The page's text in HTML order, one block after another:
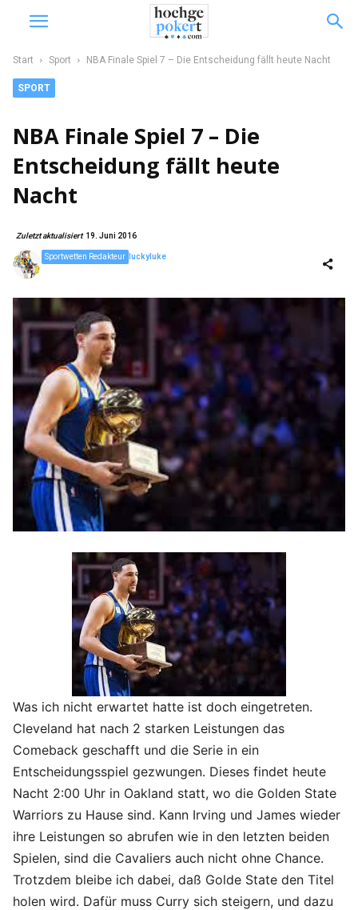
Start Sport NBA Finale Spiel 7 – Die Entscheidung fällt heute Nacht
SPORT
NBA Finale Spiel 7 – Die
Entscheidung fällt heute
Nacht
Zuletzt aktualisiert 19. Juni 2016
luckyluke
Sportwetten Redakteur
Was ich nicht erwartet hatte ist doch eingetreten.
Cleveland hat nach 2 starken Leistungen das
Comeback geschafft und die Serie in ein
Entscheidungsspiel gezwungen. Dieses findet heute
Nacht 2:00 Uhr in Oakland statt, wo die Golden State
Warriors zu Hause sind. Kann Irving und James wieder
ihre Leistungen so abrufen wie in den letzten beiden
Spielen, sind die Cavaliers auch nicht ohne Chance.
Trotzdem bleibe ich dabei, daß Golde State den Titel
holen wird. Dafür muss Curry sich steigern, und dazu